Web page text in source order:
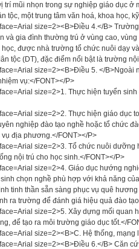
trí mũi nhọn trong sự nghiệp giáo dục
tộc, một trung tâm văn hoá, khoa học,
size=2><B>Điều 4.</B>
và gia đình thường trú ở vùng cao,
được nhà trường tổ chức nuôi dạy
tộc (DT), đặc điểm nổi bật là trường
size=2><B>Điều 5. </
vụ:</FONT></P>
size=2>1. Thực hiện tuyển
size=2>2. Thực hiện giáo dục
nghiệp đào tạo nghề hoặc tổ chức
địa phương.</FONT></P>
size=2>3. Tổ chức nuôi
nội trú cho học sinh.</FONT></P>
size=2>4. Giáo dục hướng
chọn nghề phù hợp với khả năng
tinh thần sẵn sàng phục vụ quê
ra trường để đánh giá hiệu quả đào
size=2>5. Xây dựng mối quan
để tạo ra môi trường giáo dục tốt.</
size=2><B>C. Hệ thống,
size=2><B>Điều 6.</B> Căn